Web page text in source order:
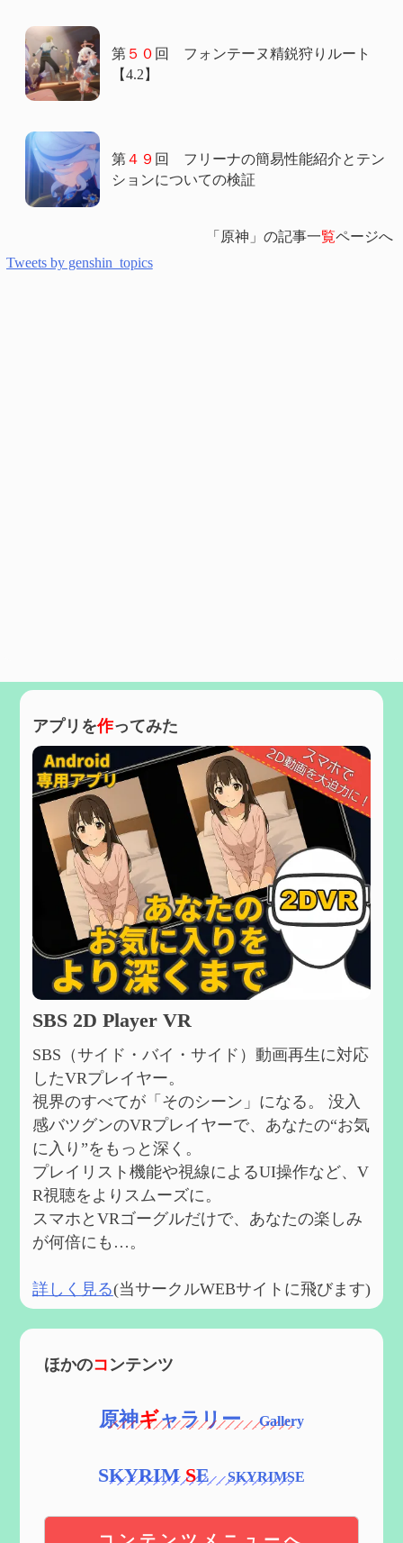
第５０ 回 フォンテーヌ精鋭狩りルート
【4.2】
第４９ 回 フリーナの簡易性能紹介とテン
ションについての検証
「原神」の記事一覧ページへ
Tweets by genshin_topics
アプリを作ってみた
SBS 2D Player VR
SBS（サイド・バイ・サイド）動画再生に対応
したVRプレイヤー。
視界のすべてが「そのシーン」になる。 没入
感バツグンのVRプレイヤーで、あなたの“お気
に入り”をもっと深く。
プレイリスト機能や視線によるUI操作など、V
R視聴をよりスムーズに。
スマホとVRゴーグルだけで、あなたの楽しみ
が何倍にも…。
詳しく見る(当サークルWEBサイトに飛びます)
ほかのコ ンテンツ
原神ギャラリー
SKYRIMSE